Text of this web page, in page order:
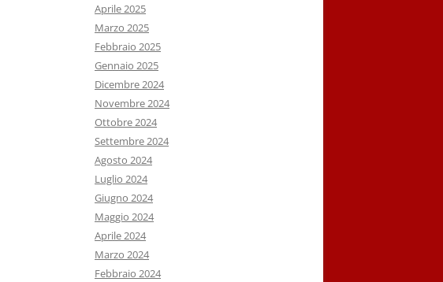
Aprile 2025
Marzo 2025
Febbraio 2025
Gennaio 2025
Dicembre 2024
Novembre 2024
Ottobre 2024
Settembre 2024
Agosto 2024
Luglio 2024
Giugno 2024
Maggio 2024
Aprile 2024
Marzo 2024
Febbraio 2024